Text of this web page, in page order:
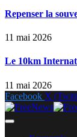
Repenser la
11 mai 2026
Le 10km
11 mai 2026
Facebook X